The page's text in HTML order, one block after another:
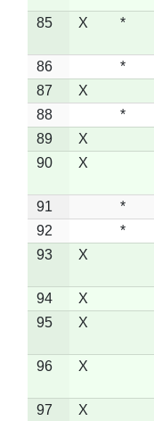
85 X *
86 *
87
X
88
*
89
X
90
X
91 *
92
*
93
X
94 X
95
X
96 X
97 X